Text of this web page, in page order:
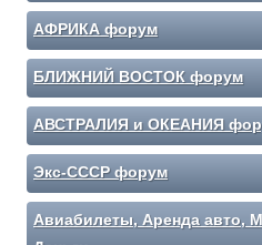
АФРИКА форум
БЛИЖНИЙ ВОСТОК форум
АВСТРАЛИЯ и ОКЕАНИЯ
Экс-СССР форум
Авиабилеты, Аренда авто,